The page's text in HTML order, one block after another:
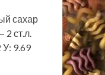
сахар
2 ст.л.
У: 9.69